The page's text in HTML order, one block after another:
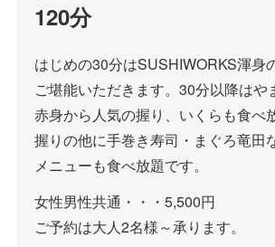
120分
はじめの30分はSUSHIWORKS渾身
ご堪能いただきます。30分以降はや
赤身から人気の握り、いくらも食べ
握りの他に手巻き寿司・まぐろ竜田
メニューも食べ放題です。
女性男性共通・・・5,500円
ご予約は大人2名様～承ります。